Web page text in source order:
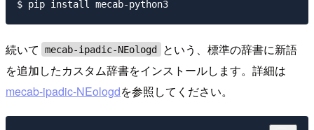
続いて mecab-ipadic-NEologd
という、標準の辞書に新語
を追加したカスタム辞書をインストールします。詳細は
mecab-ipadic-NEologdを参照してください。